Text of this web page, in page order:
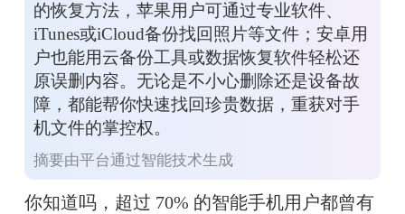
的恢复方法，苹果用户可通过专业软件、
iTunes或iCloud备份找回照片等文件；安卓用
户也能用云备份工具或数据恢复软件轻松还
原误删内容。无论是不小心删除还是设备故
障，都能帮你快速找回珍贵数据，重获对手
机文件的掌控权。
摘要由平台通过智能技术生成
你知道吗，超过 70% 的智能手机用户都曾有